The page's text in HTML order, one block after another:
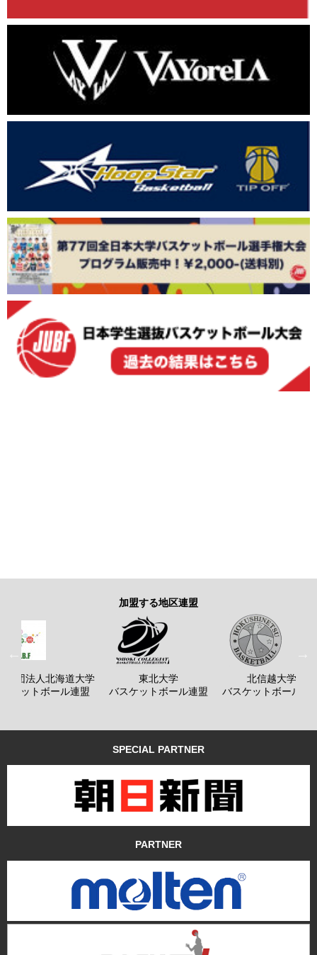
加盟する地区連盟
社団法人北海道大学
ケットボール連盟
東北大学
バスケットボール連盟
北信越大学
バスケットボール連
SPECIAL PARTNER
PARTNER